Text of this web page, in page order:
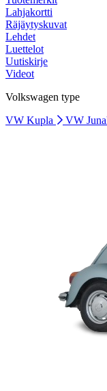
Lahjakortti
Räjäytyskuvat
Lehdet
Luettelot
Uutiskirje
Videot
Volkswagen type
VW Kupla
VW